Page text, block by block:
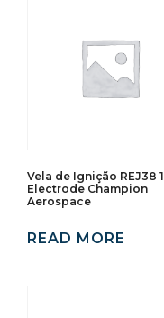
Vela de Ignição REJ38 1
Electrode Champion
Aerospace
READ MORE